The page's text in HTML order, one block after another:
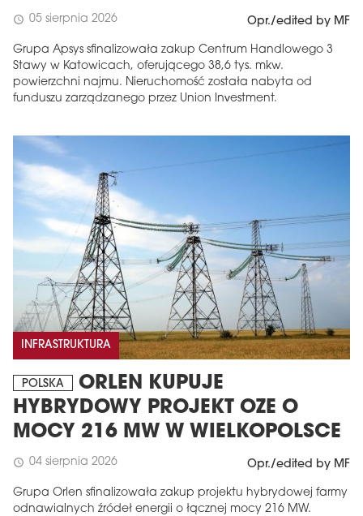
schedule 05 sierpnia 2026 Opr./edited by MF
Grupa Apsys sfinalizowała zakup Centrum Handlowego 3
Stawy w Katowicach, oferującego 38,6 tys. mkw.
powierzchni najmu. Nieruchomość została nabyta od
funduszu zarządzanego przez Union Investment.
INFRASTRUKTURA
POLSKA
ORLEN KUPUJE
HYBRYDOWY PROJEKT OZE O
MOCY 216 MW W WIELKOPOLSCE
schedule 04 sierpnia 2026 Opr./edited by MF
Grupa Orlen sfinalizowała zakup projektu hybrydowej farmy
odnawialnych źródeł energii o łącznej mocy 216 MW.